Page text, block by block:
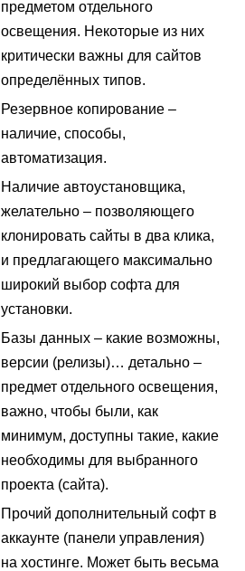
предметом отдельного
освещения. Некоторые из них
критически важны для сайтов
определённых типов.
Резервное копирование –
наличие, способы,
автоматизация.
Наличие автоустановщика,
желательно – позволяющего
клонировать сайты в два клика,
и предлагающего максимально
широкий выбор софта для
установки.
Базы данных – какие возможны,
версии (релизы)… детально –
предмет отдельного освещения,
важно, чтобы были, как
минимум, доступны такие, какие
необходимы для выбранного
проекта (сайта).
Прочий дополнительный софт в
аккаунте (панели управления)
на хостинге. Может быть весьма